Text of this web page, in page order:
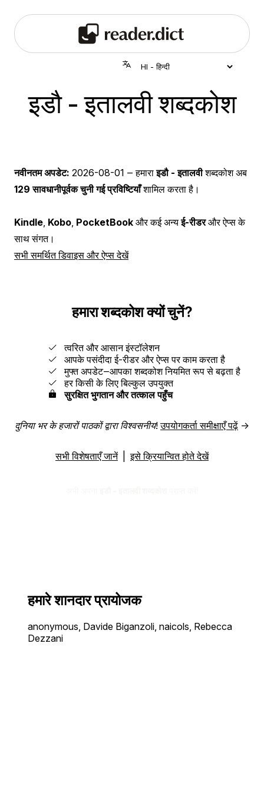
इडौ - इतालवी शब्दकोश
नवीनतम अपडेट: 2026-08-01 ‒ हमाराइडौ - इतालवीशब्दकोश अब
129 सावधानीपूर्वक चुनी गई प्रविष्टियाँशामिल करता है।
Kindle Kobo PocketBook और कई अन्यई-रीडरऔर ऐप्स के
साथ संगत।
सभी समर्थित डिवाइस और ऐप्स देखें
हमारा शब्दकोश क्यों चुनें?
त्वरित और आसान इंस्टॉलेशन
आपके पसंदीदा ई-रीडर और ऐप्स पर काम करता है
मुफ्त अपडेट‒आपका शब्दकोश नियमित रूप से बढ़ता है
हर किसी के लिए बिल्कुल उपयुक्त
सुरक्षित भुगतान और तत्काल पहुँच
दुनिया भर के हजारों पाठकों द्वारा विश्वसनीय! उपयोगकर्ता समीक्षाएँ पढ़ें →
सभी विशेषताएँ जानें|इसे क्रियान्वित होते देखें
हमारे शानदार प्रायोजक
anonymous, Davide Biganzoli, naicols, Rebecca
Dezzani